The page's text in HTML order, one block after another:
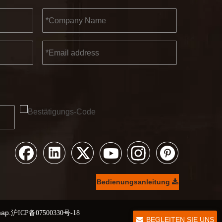
BEGLEITEN SIE UNS
Bedienungsanleitung
沪ICP备07500330号-18